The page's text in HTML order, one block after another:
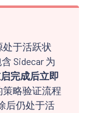
处于活跃状
Sidecar 为
完成后立即
略验证流程
后仍处于活